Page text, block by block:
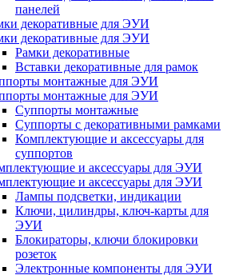
панелей
декоративные для ЭУИ
декоративные для ЭУИ
Рамки декоративные
Вставки декоративные для рамок
монтажные для ЭУИ
монтажные для ЭУИ
Суппорты монтажные
Суппорты с декоративными рамками
Комплектующие и аксессуары для
суппортов
и аксессуары для ЭУИ
и аксессуары для ЭУИ
Лампы подсветки, индикации
Ключи, цилиндры, ключ-карты для
ЭУИ
Блокираторы, ключи блокировки
розеток
Электронные компоненты для ЭУИ